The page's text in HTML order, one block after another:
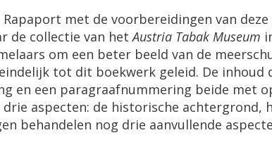
Rapaport met de voorbereidingen van deze
de collectie van het Austria Tabak Museum
om een beter beeld van de
tot dit boekwerk geleid. De inhoud
en een paragraafnummering beide met
drie aspecten: de historische achtergrond,
behandelen nog drie aanvullende